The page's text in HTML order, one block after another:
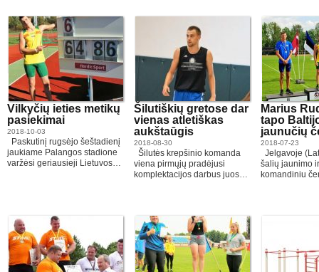
Vilkyčių ieties metikų
pasiekimai
2018-10-03
Paskutinį rugsėjo šeštadienį
jaukiame Palangos stadione
varžėsi geriausieji Lietuvos…
Šilutiškių gretose dar
vienas atletiškas
aukštaūgis
2018-08-30
Šilutės krepšinio komanda
viena pirmųjų pradėjusi
komplektacijos darbus juos…
Marius
tapo
jaunučių
2018-07-23
Jelgavoje
šalių jaunimo
komandiniu